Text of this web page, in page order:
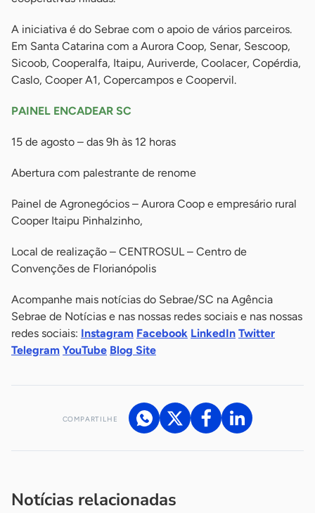
A iniciativa é do Sebrae com o apoio de vários parceiros.
Em Santa Catarina com a Aurora Coop, Senar, Sescoop,
Sicoob, Cooperalfa, Itaipu, Auriverde, Coolacer, Copérdia,
Caslo, Cooper A1, Copercampos e Coopervil.
PAINEL ENCADEAR SC
15 de agosto – das 9h às 12 horas
Abertura com palestrante de renome
Painel de Agronegócios – Aurora Coop e empresário rural
Cooper Itaipu Pinhalzinho,
Local de realização – CENTROSUL – Centro de
Convenções de Florianópolis
Acompanhe mais notícias do Sebrae/SC na Agência
Sebrae de Notícias e nas nossas redes sociais e nas nossas
redes sociais: Instagram Facebook LinkedIn Twitter
Telegram YouTube Blog Site
COMPARTILHE
Notícias relacionadas